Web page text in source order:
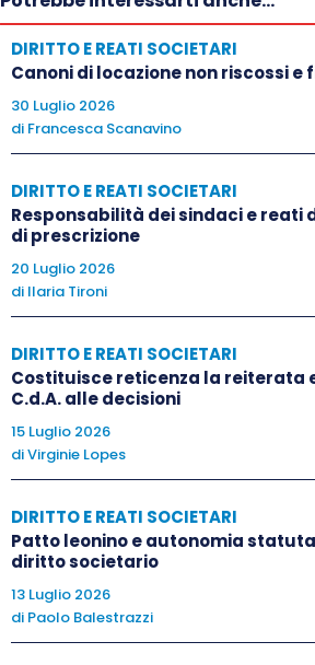
Altri aspetti importanti utili per
– la definizione di sottoprodotto[2];
– termini, tempi e modi relativi alla
– la dichiarazione da effettuare in
Da questo sintetico quadro si evince
sicuramente quelli che operano nel
Enti che si occupano di attività di
scavo[4]. Ciò a conferma del fatto che
rilievo per valutare l’applicabilità ad
sull’Ente per adempiervi correttamente.
esporre l’Ente alla commissione di
ambientale, ma altresì, una volta
DIRITTO E REATI SOCIETARI
Canoni di locazione non riscossi
30 Luglio 2026
di Francesca Scanavino
DIRITTO E REATI SOCIETARI
Responsabilità dei sindaci e
di prescrizione
20 Luglio 2026
di Ilaria Tironi
DIRITTO E REATI SOCIETARI
Costituisce reticenza la reiterata
C.d.A. alle decisioni
15 Luglio 2026
diVirginie Lopes
DIRITTO E REATI SOCIETARI
Patto leonino e autonomia
diritto societario
13 Luglio 2026
di Paolo Balestrazzi